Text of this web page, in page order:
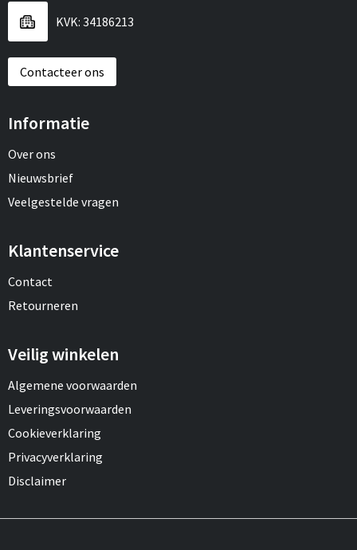
KVK: 34186213
Contacteer ons
Informatie
Over ons
Nieuwsbrief
Veelgestelde vragen
Klantenservice
Contact
Retourneren
Veilig winkelen
Algemene voorwaarden
Leveringsvoorwaarden
Cookieverklaring
Privacyverklaring
Disclaimer